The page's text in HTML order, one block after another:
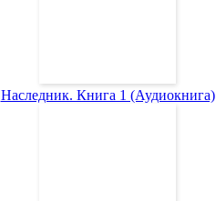
Наследник. Книга 1 (Аудиокнига)